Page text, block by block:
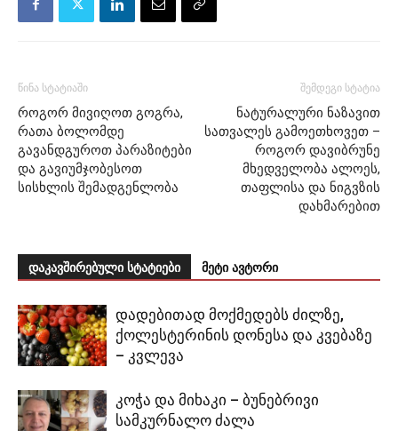
წინა სტატიაში
როგორ მივიღოთ გოგრა,
რათა ბოლომდე
გავანდგუროთ პარაზიტები
და გავიუმჯობესოთ
სისხლის შემადგენლობა
შემდეგი სტატია
ნატურალური ნაზავით
სათვალეს გამოეთხოვეთ –
როგორ დავიბრუნე
მხედველობა ალოეს,
თაფლისა და ნიგვზის
დახმარებით
დაკავშირებული სტატიები მეტი ავტორი
დადებითად მოქმედებს ძილზე,
ქოლესტერინის დონესა და კვებაზე
– კვლევა
კოჭა და მიხაკი – ბუნებრივი
სამკურნალო ძალა